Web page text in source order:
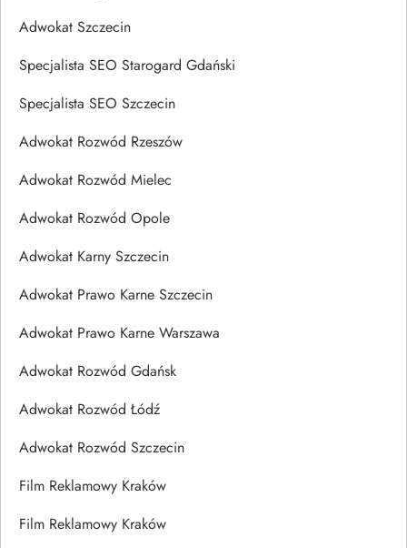
Adwokat Szczecin
Specjalista SEO Starogard Gdański
Specjalista SEO Szczecin
Adwokat Rozwód Rzeszów
Adwokat Rozwód Mielec
Adwokat Rozwód Opole
Adwokat Karny Szczecin
Adwokat Prawo Karne Szczecin
Adwokat Prawo Karne Warszawa
Adwokat Rozwód Gdańsk
Adwokat Rozwód Łódź
Adwokat Rozwód Szczecin
Film Reklamowy Kraków
Film Reklamowy Kraków